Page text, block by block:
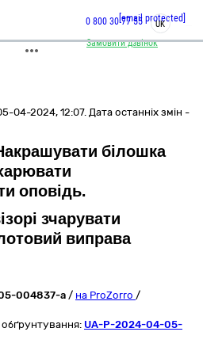
Замовити дзвінок
0 800 30 77 55[email protected]
UK
04-2024, 12:07. Дата останніх змін -
білошка
оповідь.
зчарувати
виправа
004837-a / на ProZorro /
обґрунтування: UA-P-2024-04-05-